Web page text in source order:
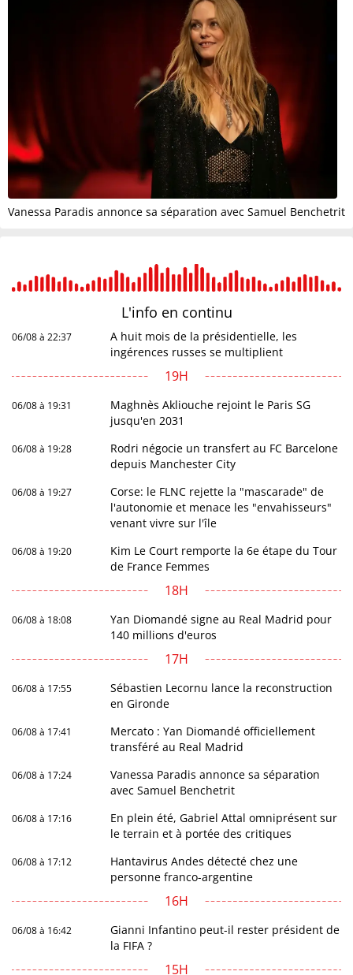
Vanessa Paradis annonce sa séparation avec Samuel Benchetrit
L'info en continu
06/08 à 22:37
A huit mois de la présidentielle, les
ingérences russes se multiplient
19H
06/08 à 19:31
Maghnès Akliouche rejoint le Paris SG
jusqu'en 2031
06/08 à 19:28
Rodri négocie un transfert au FC Barcelone
depuis Manchester City
06/08 à 19:27
Corse: le FLNC rejette la "mascarade" de
l'autonomie et menace les "envahisseurs"
venant vivre sur l'île
06/08 à 19:20
Kim Le Court remporte la 6e étape du Tour
de France Femmes
18H
06/08 à 18:08
Yan Diomandé signe au Real Madrid pour
140 millions d'euros
17H
06/08 à 17:55
Sébastien Lecornu lance la reconstruction
en Gironde
06/08 à 17:41
Mercato : Yan Diomandé officiellement
transféré au Real Madrid
06/08 à 17:24
Vanessa Paradis annonce sa séparation
avec Samuel Benchetrit
06/08 à 17:16
En plein été, Gabriel Attal omniprésent sur
le terrain et à portée des critiques
06/08 à 17:12
Hantavirus Andes détecté chez une
personne franco-argentine
16H
06/08 à 16:42
Gianni Infantino peut-il rester président de
la FIFA ?
15H